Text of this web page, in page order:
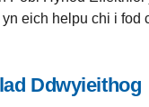
eich helpu chi i fod
Ddwyieithog